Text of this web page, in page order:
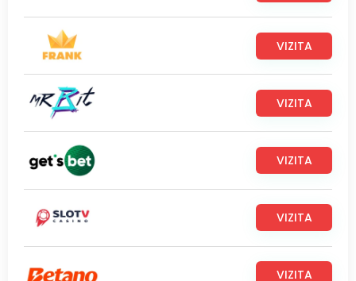
VIZITA
VIZITA
VIZITA
VIZITA
VIZITA